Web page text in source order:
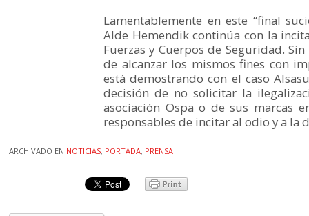
Lamentablemente en este “final
Alde Hemendik continúa con la
Fuerzas y Cuerpos de Seguridad.
de alcanzar los mismos fines con
está demostrando con el caso
decisión de no solicitar la
asociación Ospa o de sus marcas
responsables de incitar al odio y a la
ARCHIVADO EN NOTICIAS, PORTADA, PRENSA